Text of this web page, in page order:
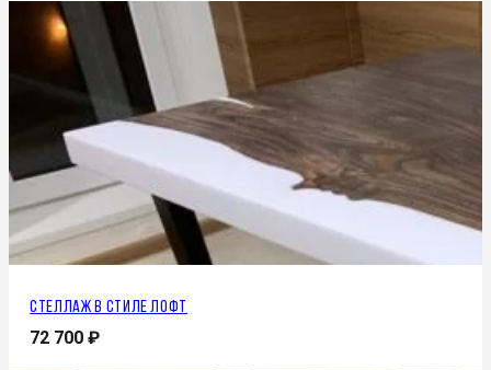
Стеллаж в стиле лофт
72 700₽